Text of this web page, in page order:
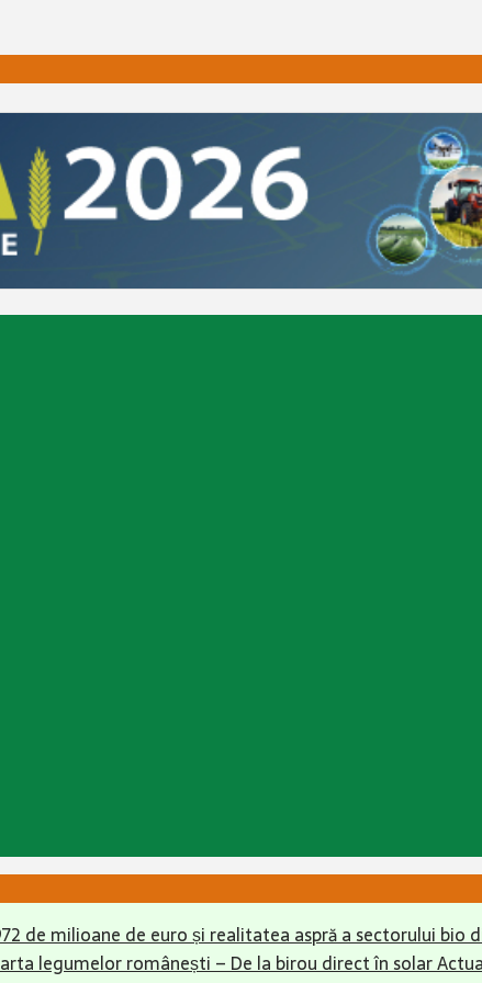
de milioane de euro și realitatea aspră a sectorului bio
legumelor românești – De la birou direct în solar